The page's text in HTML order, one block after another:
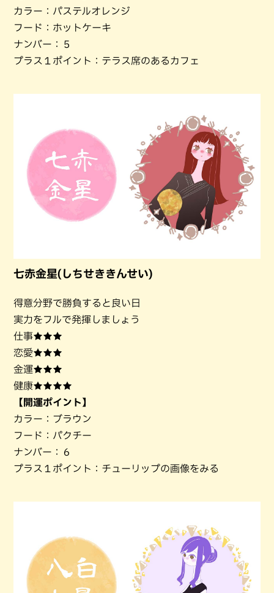
カラー：パステルオレンジ
フード：ホットケーキ
ナンバー：５
プラス１ポイント：テラス席のあるカフェ
七赤金星(しちせききんせい)
得意分野で勝負すると良い日
実力をフルで発揮しましょう
仕事★★★
恋愛★★★
金運★★★
健康★★★★
【開運ポイント】
カラー：ブラウン
フード：パクチー
ナンバー：６
プラス１ポイント：チューリップの画像をみる